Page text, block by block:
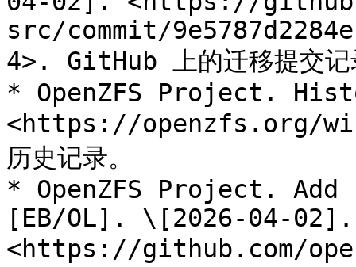
src/commit/
4>. GitHub 上的迁移提交记
* OpenZFS Project.
<https://openzfs.org/
历史记录。
* OpenZFS Project.
[EB/OL]. \[2026-04-02].
<https://github.com/